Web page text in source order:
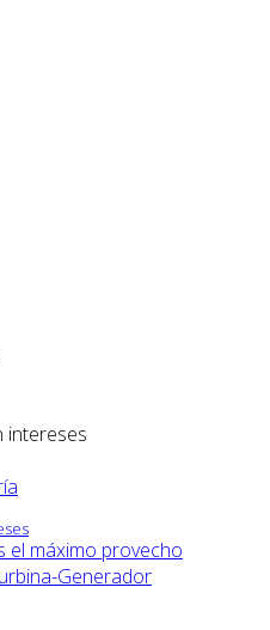
intereses
el máximo provecho
Generador